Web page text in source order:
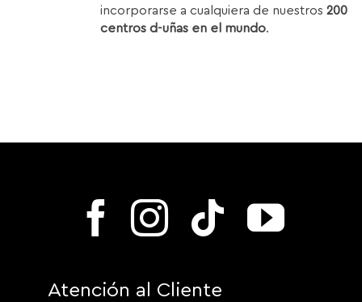
incorporarse a cualquiera de nuestros200
centros d-uñas en el mundo.
Atención al Cliente